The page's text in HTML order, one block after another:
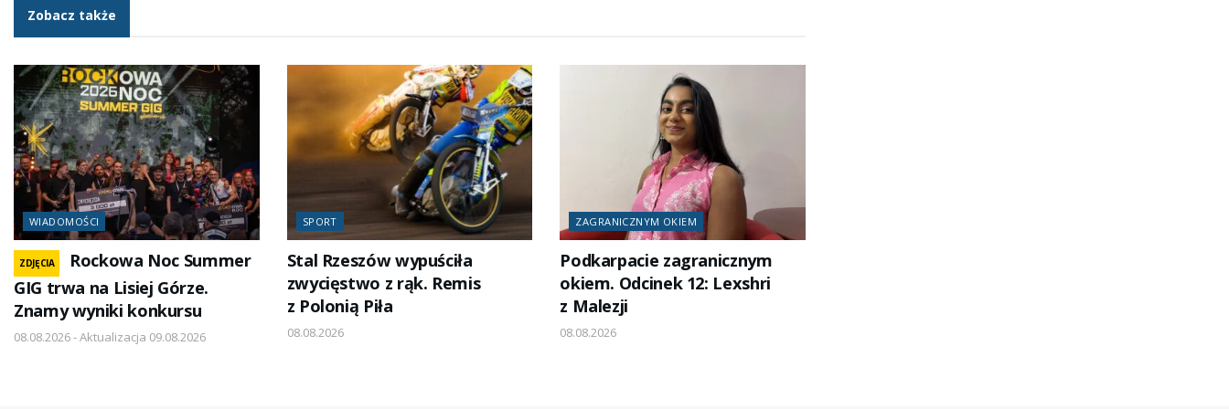
Zobacz także
WIADOMOŚCI
ZDJĘCIA
Rockowa Noc Summer
GIG trwa na Lisiej Górze.
Znamy wyniki konkursu
08.08.2026 - Aktualizacja 09.08.2026
SPORT
Stal Rzeszów wypuściła
zwycięstwo z rąk. Remis
z Polonią Piła
08.08.2026
ZAGRANICZNYM OKIEM
Podkarpacie zagranicznym
okiem. Odcinek 12: Lexshri
z Malezji
08.08.2026